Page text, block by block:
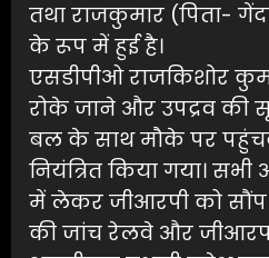
तथा राजकुमार (पिता-
के रूप में हुई है।
एसडीपीओ राजकिशोर
रोके जाने और उपद्रव की
बल के साथ मौके पर
नियंत्रित किया गया। सभी
में लेकर जीआरपी को सौंप
की जांच रेलवे और जीआरपी